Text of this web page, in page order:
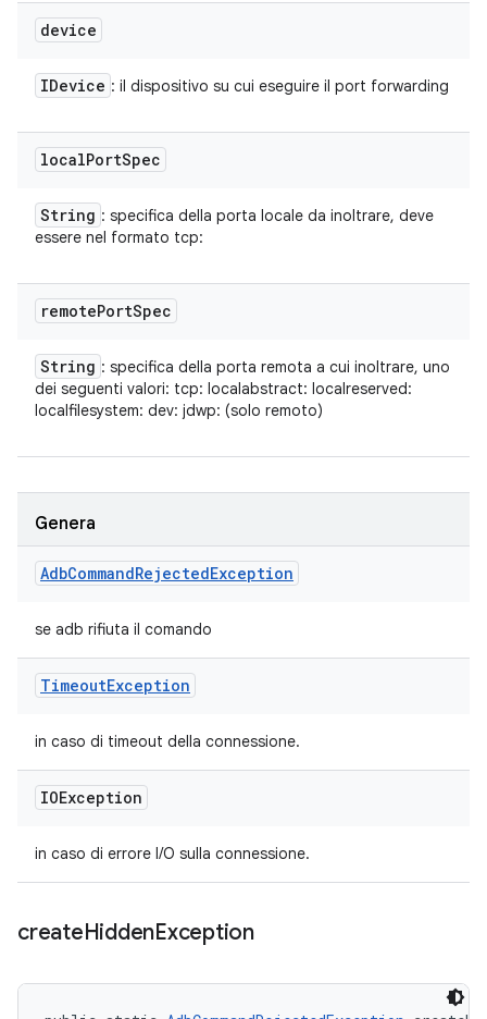
device
IDevice : il dispositivo su cui eseguire il port forwarding
localPortSpec
String : specifica della porta locale da inoltrare, deve
essere nel formato tcp:
remotePortSpec
String : specifica della porta remota a cui inoltrare, uno
dei seguenti valori: tcp: localabstract: localreserved:
localfilesystem: dev: jdwp: (solo remoto)
Genera
AdbCommandRejectedException
se adb rifiuta il comando
TimeoutException
in caso di timeout della connessione.
IOException
in caso di errore I/O sulla connessione.
createHiddenException